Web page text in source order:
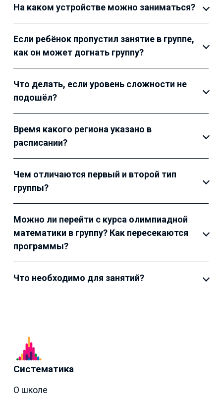
На каком устройстве можно заниматься?
Если ребёнок пропустил занятие в группе,
как он может догнать группу?
Что делать, если уровень сложности не
подошёл?
Время какого региона указано в
расписании?
Чем отличаются первый и второй тип
группы?
Можно ли перейти с курса олимпиадной
математики в группу? Как пересекаются
программы?
Что необходимо для занятий?
Систематика
О школе